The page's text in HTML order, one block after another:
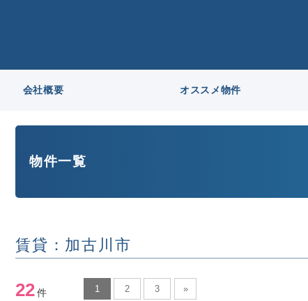
会社概要 オススメ物件
物件一覧
賃貸：加古川市
22件 1 2 3 »